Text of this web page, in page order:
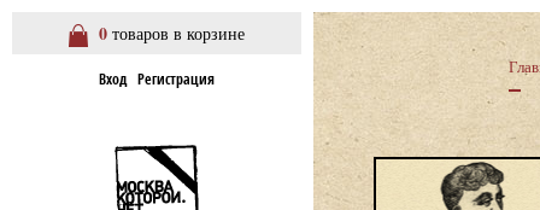
0 товаров в корзине
Вход Регистрация